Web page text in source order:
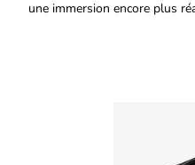
une immersion encore plus